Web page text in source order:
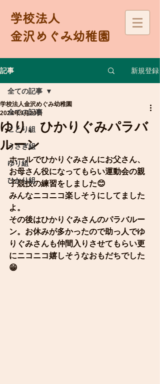
学校法人
金沢めぐみ幼稚園
記事 新規登録
全ての記事
ことり組
うさぎ組
ゆり組
ひかり組
全ての記事
ゆり、ひかりぐみパラバ
ルーン
学校法人金沢めぐみ幼稚園
2024年9月24日
ホールでひかりぐみさんにお父さん、
お母さん役になってもらい運動会の親
子競技の練習をしました😊
みんなニコニコ楽しそうにしてました
よ。
その後はひかりぐみさんのパラバルー
ン。お休みが多かったので助っ人でゆ
りぐみさんも仲間入りさせてもらい更
にニコニコ嬉しそうなおもだちでした
😁